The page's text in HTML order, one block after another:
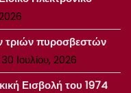
τριών πυροσβεστών
30 Ιουλίου, 2026
Εισβολή του 1974